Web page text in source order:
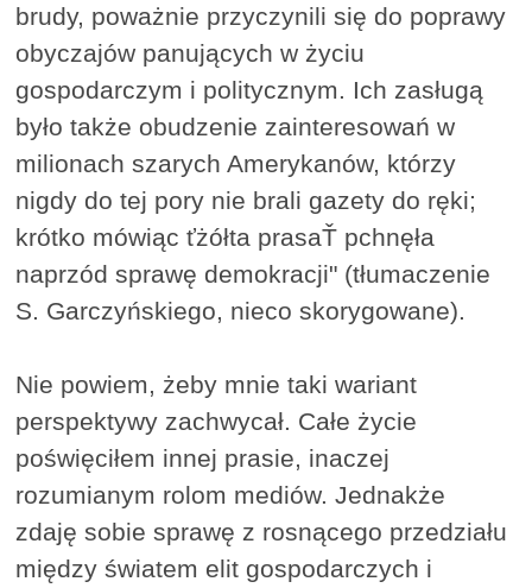
brudy, poważnie przyczynili się do poprawy
obyczajów panujących w życiu
gospodarczym i politycznym. Ich zasługą
było także obudzenie zainteresowań w
milionach szarych Amerykanów, którzy
nigdy do tej pory nie brali gazety do ręki;
krótko mówiąc ťżółta prasaŤ pchnęła
naprzód sprawę demokracji" (tłumaczenie
S. Garczyńskiego, nieco skorygowane).
Nie powiem, żeby mnie taki wariant
perspektywy zachwycał. Całe życie
poświęciłem innej prasie, inaczej
rozumianym rolom mediów. Jednakże
zdaję sobie sprawę z rosnącego przedziału
między światem elit gospodarczych i